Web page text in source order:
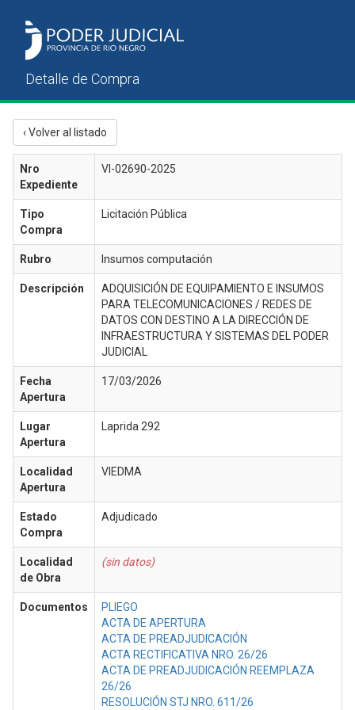
‹ Volver al listado
Nro
Expediente
VI-02690-2025
Tipo
Compra
Licitación Pública
Rubro Insumos computación
Descripción
ADQUISICIÓN DE EQUIPAMIENTO E INSUMOS
PARA TELECOMUNICACIONES / REDES DE
DATOS CON DESTINO A LA DIRECCIÓN DE
INFRAESTRUCTURA Y SISTEMAS DEL PODER
JUDICIAL
Fecha
Apertura
17/03/2026
Lugar
Apertura
Laprida 292
Localidad
Apertura
VIEDMA
Estado
Compra
Adjudicado
Localidad
de Obra
(sin datos)
Documentos
PLIEGO
ACTA DE APERTURA
ACTA DE PREADJUDICACIÓN
ACTA RECTIFICATIVA NRO. 26/26
ACTA DE PREADJUDICACIÓN REEMPLAZA
26/26
RESOLUCIÓN STJ NRO. 611/26